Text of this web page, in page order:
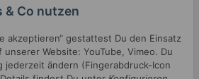
& Co nutzen
akzeptieren“ gestattest Du den Einsatz
Website: YouTube, Vimeo. Du
jederzeit ändern (Fingerabdruck-Icon